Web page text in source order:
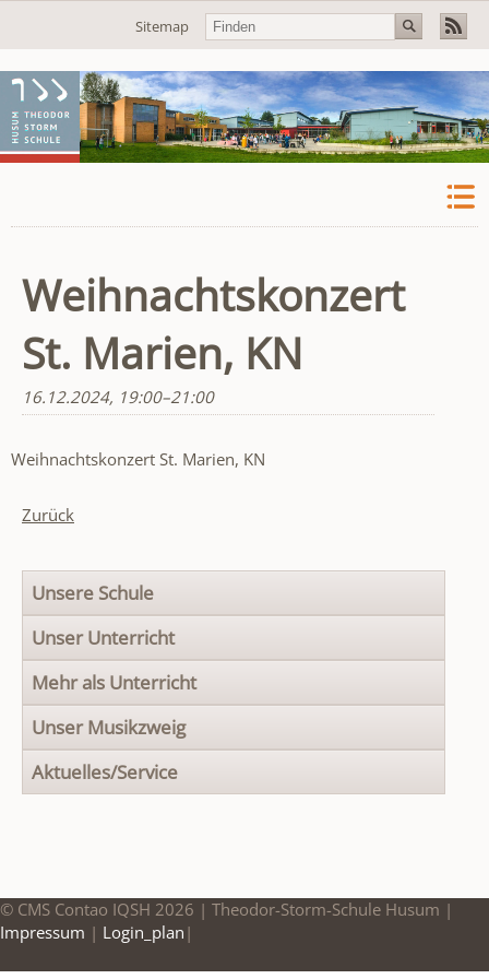
Navigation
Sitemap
Weihnachtskonzert
St. Marien, KN
16.12.2024, 19:00–21:00
Weihnachtskonzert St. Marien, KN
Zurück
Navigation
überspringen
Unsere Schule
Unser Unterricht
Mehr als Unterricht
Unser Musikzweig
Aktuelles/Service
© CMS Contao IQSH 2026 | Theodor-Storm-Schule Husum |
Impressum | Login_plan |